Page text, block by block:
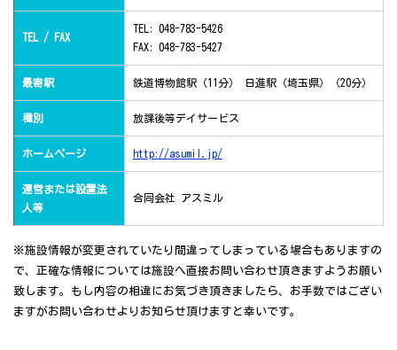
TEL / FAX
TEL: 048-783-5426
FAX: 048-783-5427
最寄駅 鉄道博物館駅（11分） 日進駅（埼玉県）（20分）
種別 放課後等デイサービス
ホームページ http://asumil.jp/
運営または設置法
人等
合同会社 アスミル
※施設情報が変更されていたり間違ってしまっている場合もありますの
で、正確な情報については施設へ直接お問い合わせ頂きますようお願い
致します。もし内容の相違にお気づき頂きましたら、お手数ではござい
ますがお問い合わせよりお知らせ頂けますと幸いです。